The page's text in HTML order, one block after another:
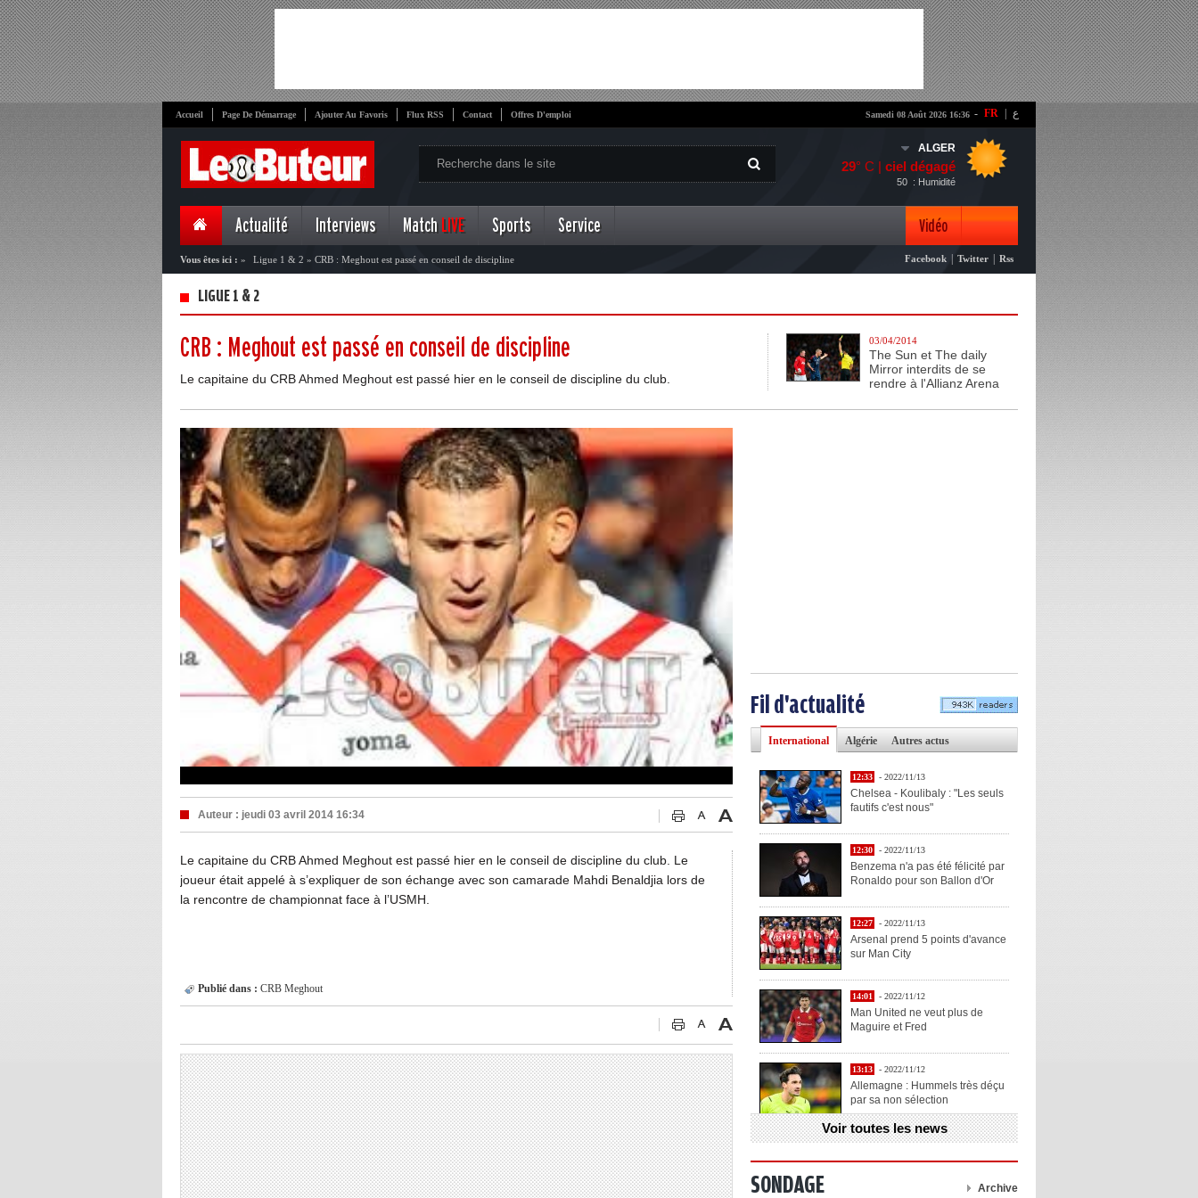
- FR ع Accueil Page De Démarrage Ajouter Au Favoris Flux RSS Contact Offres D'emploi Samedi 08 Août 2026 16:36
ALGER
29° C | ciel dégagé
: Humidité
50
Actualité Interviews Match LIVE Sports Service Vidéo
Photo
Vous êtes ici : » Ligue 1 & 2 » CRB : Meghout est passé en conseil de discipline Facebook Twitter Rss
LIGUE 1 & 2
CRB : Meghout est passé en conseil de discipline
Le capitaine du CRB Ahmed Meghout est passé hier en le conseil de discipline du club.
03/04/2014
The Sun et The daily
Mirror interdits de se
rendre à l'Allianz Arena
Auteur : jeudi 03 avril 2014 16:34
Le capitaine du CRB Ahmed Meghout est passé hier en le conseil de discipline du club. Le
joueur était appelé à s’expliquer de son échange avec son camarade Mahdi Benaldjia lors de
la rencontre de championnat face à l’USMH.
Publié dans : CRB Meghout
Fil d'actualité
International Algérie Autres actus
12:33 - 2022/11/13
Chelsea - Koulibaly : "Les seuls
fautifs c'est nous"
12:30 - 2022/11/13
Benzema n'a pas été félicité par
Ronaldo pour son Ballon d'Or
12:27 - 2022/11/13
Arsenal prend 5 points d'avance
sur Man City
14:01 - 2022/11/12
Man United ne veut plus de
Maguire et Fred
13:13 - 2022/11/12
Allemagne : Hummels très déçu
par sa non sélection
13:11 - 2022/11/12
Henry explique la chose qu'il
Voir toutes les news
SONDAGE Archive